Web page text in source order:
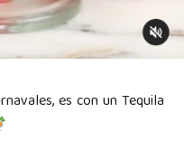
es con un Tequila